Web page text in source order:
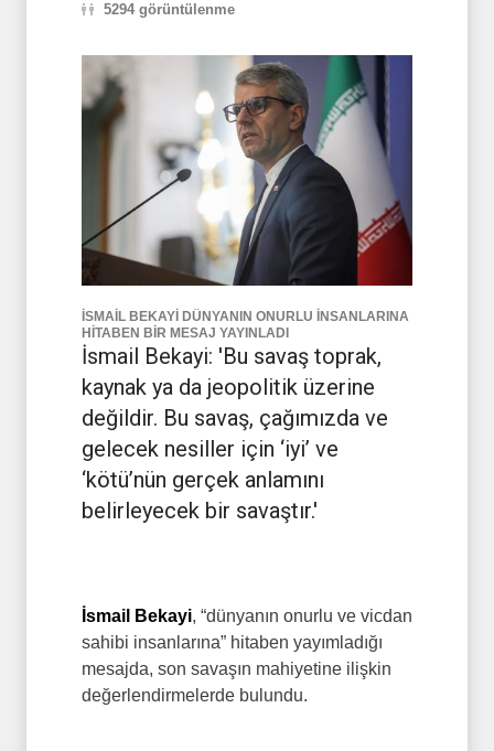
5294 görüntülenme
İSMAİL BEKAYİ DÜNYANIN ONURLU İNSANLARINA
HİTABEN BİR MESAJ YAYINLADI
İsmail Bekayi: 'Bu savaş toprak,
kaynak ya da jeopolitik üzerine
değildir. Bu savaş, çağımızda ve
gelecek nesiller için ‘iyi’ ve
‘kötü’nün gerçek anlamını
belirleyecek bir savaştır.'
İsmail Bekayi, “dünyanın onurlu ve vicdan
sahibi insanlarına” hitaben yayımladığı
mesajda, son savaşın mahiyetine ilişkin
değerlendirmelerde bulundu.